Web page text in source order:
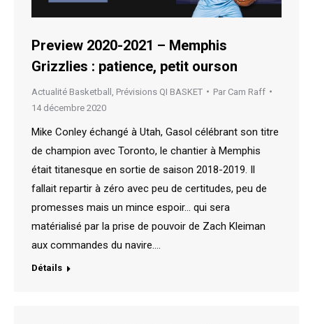
Preview 2020-2021 – Memphis
Grizzlies : patience, petit ourson
Actualité Basketball Prévisions QI BASKET Par Cam Raff
14 décembre 2020
Mike Conley échangé à Utah, Gasol célébrant son titre
de champion avec Toronto, le chantier à Memphis
était titanesque en sortie de saison 2018-2019. Il
fallait repartir à zéro avec peu de certitudes, peu de
promesses mais un mince espoir… qui sera
matérialisé par la prise de pouvoir de Zach Kleiman
aux commandes du navire.…
Détails